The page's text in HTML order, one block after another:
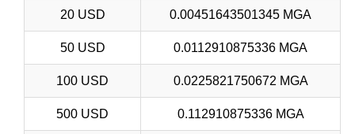
20 USD 0.00451643501345 MGA
50 USD 0.0112910875336 MGA
100 USD 0.0225821750672 MGA
500 USD 0.112910875336 MGA